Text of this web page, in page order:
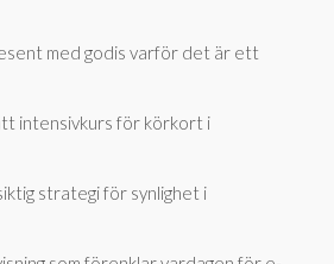
med godis varför det är ett
intensivkurs för körkort i
strategi för synlighet i